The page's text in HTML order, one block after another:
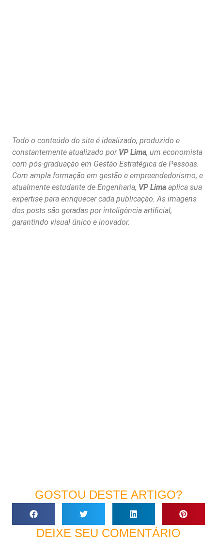
Todo o conteúdo do site é idealizado, produzido e
constantemente atualizado por VP Lima, um economista
com pós-graduação em Gestão Estratégica de Pessoas.
Com ampla formação em gestão e empreendedorismo, e
atualmente estudante de Engenharia, VP Lima aplica sua
expertise para enriquecer cada publicação. As imagens
dos posts são geradas por inteligência artificial,
garantindo visual único e inovador.
GOSTOU DESTE ARTIGO?
DEIXE SEU COMENTÁRIO